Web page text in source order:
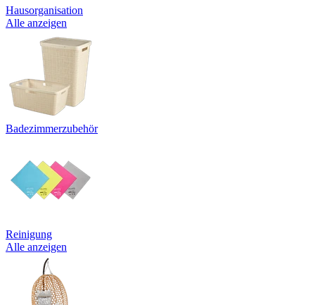
Hausorganisation
Alle anzeigen
Badezimmerzubehör
Reinigung
Alle anzeigen